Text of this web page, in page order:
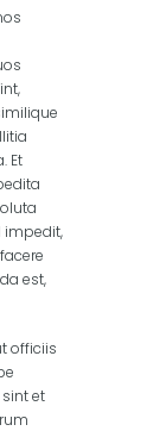
Et
impedit,
est,
officiis
et